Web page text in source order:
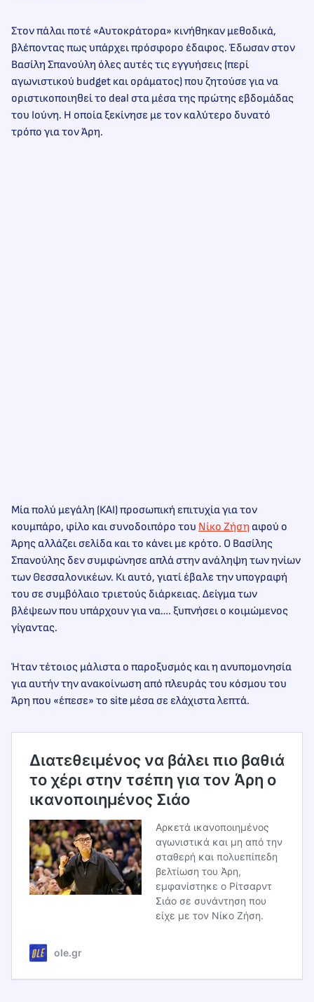
Στον πάλαι ποτέ «Αυτοκράτορα» κινήθηκαν μεθοδικά,
βλέποντας πως υπάρχει πρόσφορο έδαφος. Έδωσαν στον
Βασίλη Σπανούλη όλες αυτές τις εγγυήσεις (περί
αγωνιστικού budget και οράματος) που ζητούσε για να
οριστικοποιηθεί το deal στα μέσα της πρώτης εβδομάδας
του Ιούνη. Η οποία ξεκίνησε με τον καλύτερο δυνατό
τρόπο για τον Άρη.
Μία πολύ μεγάλη (ΚΑΙ) προσωπική επιτυχία για τον
κουμπάρο, φίλο και συνοδοιπόρο του Νίκο Ζήση αφού ο
Άρης αλλάζει σελίδα και το κάνει με κρότο. Ο Βασίλης
Σπανούλης δεν συμφώνησε απλά στην ανάληψη των ηνίων
των Θεσσαλονικέων. Κι αυτό, γιατί έβαλε την υπογραφή
του σε συμβόλαιο τριετούς διάρκειας. Δείγμα των
βλέψεων που υπάρχουν για να…. ξυπνήσει ο κοιμώμενος
γίγαντας.
Ήταν τέτοιος μάλιστα ο παροξυσμός και η ανυπομονησία
για αυτήν την ανακοίνωση από πλευράς του κόσμου του
Άρη που «έπεσε» το site μέσα σε ελάχιστα λεπτά.
Διατεθειμένος να βάλει πιο βαθιά
το χέρι στην τσέπη για τον Άρη ο
ικανοποιημένος Σιάο
Αρκετά ικανοποιημένος
αγωνιστικά και μη από την
σταθερή και πολυεπίπεδη
βελτίωση του Άρη,
εμφανίστηκε ο Ρίτσαρντ
Σιάο σε συνάντηση που
είχε με τον Νίκο Ζήση.
ole.gr